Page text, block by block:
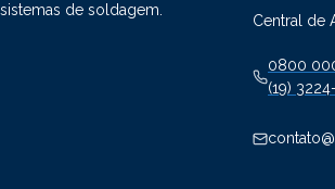
de soldagem.
Central de
0800
(19)